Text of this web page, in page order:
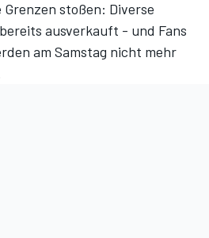
stoßen: Diverse
ausverkauft - und Fans
am Samstag nicht mehr